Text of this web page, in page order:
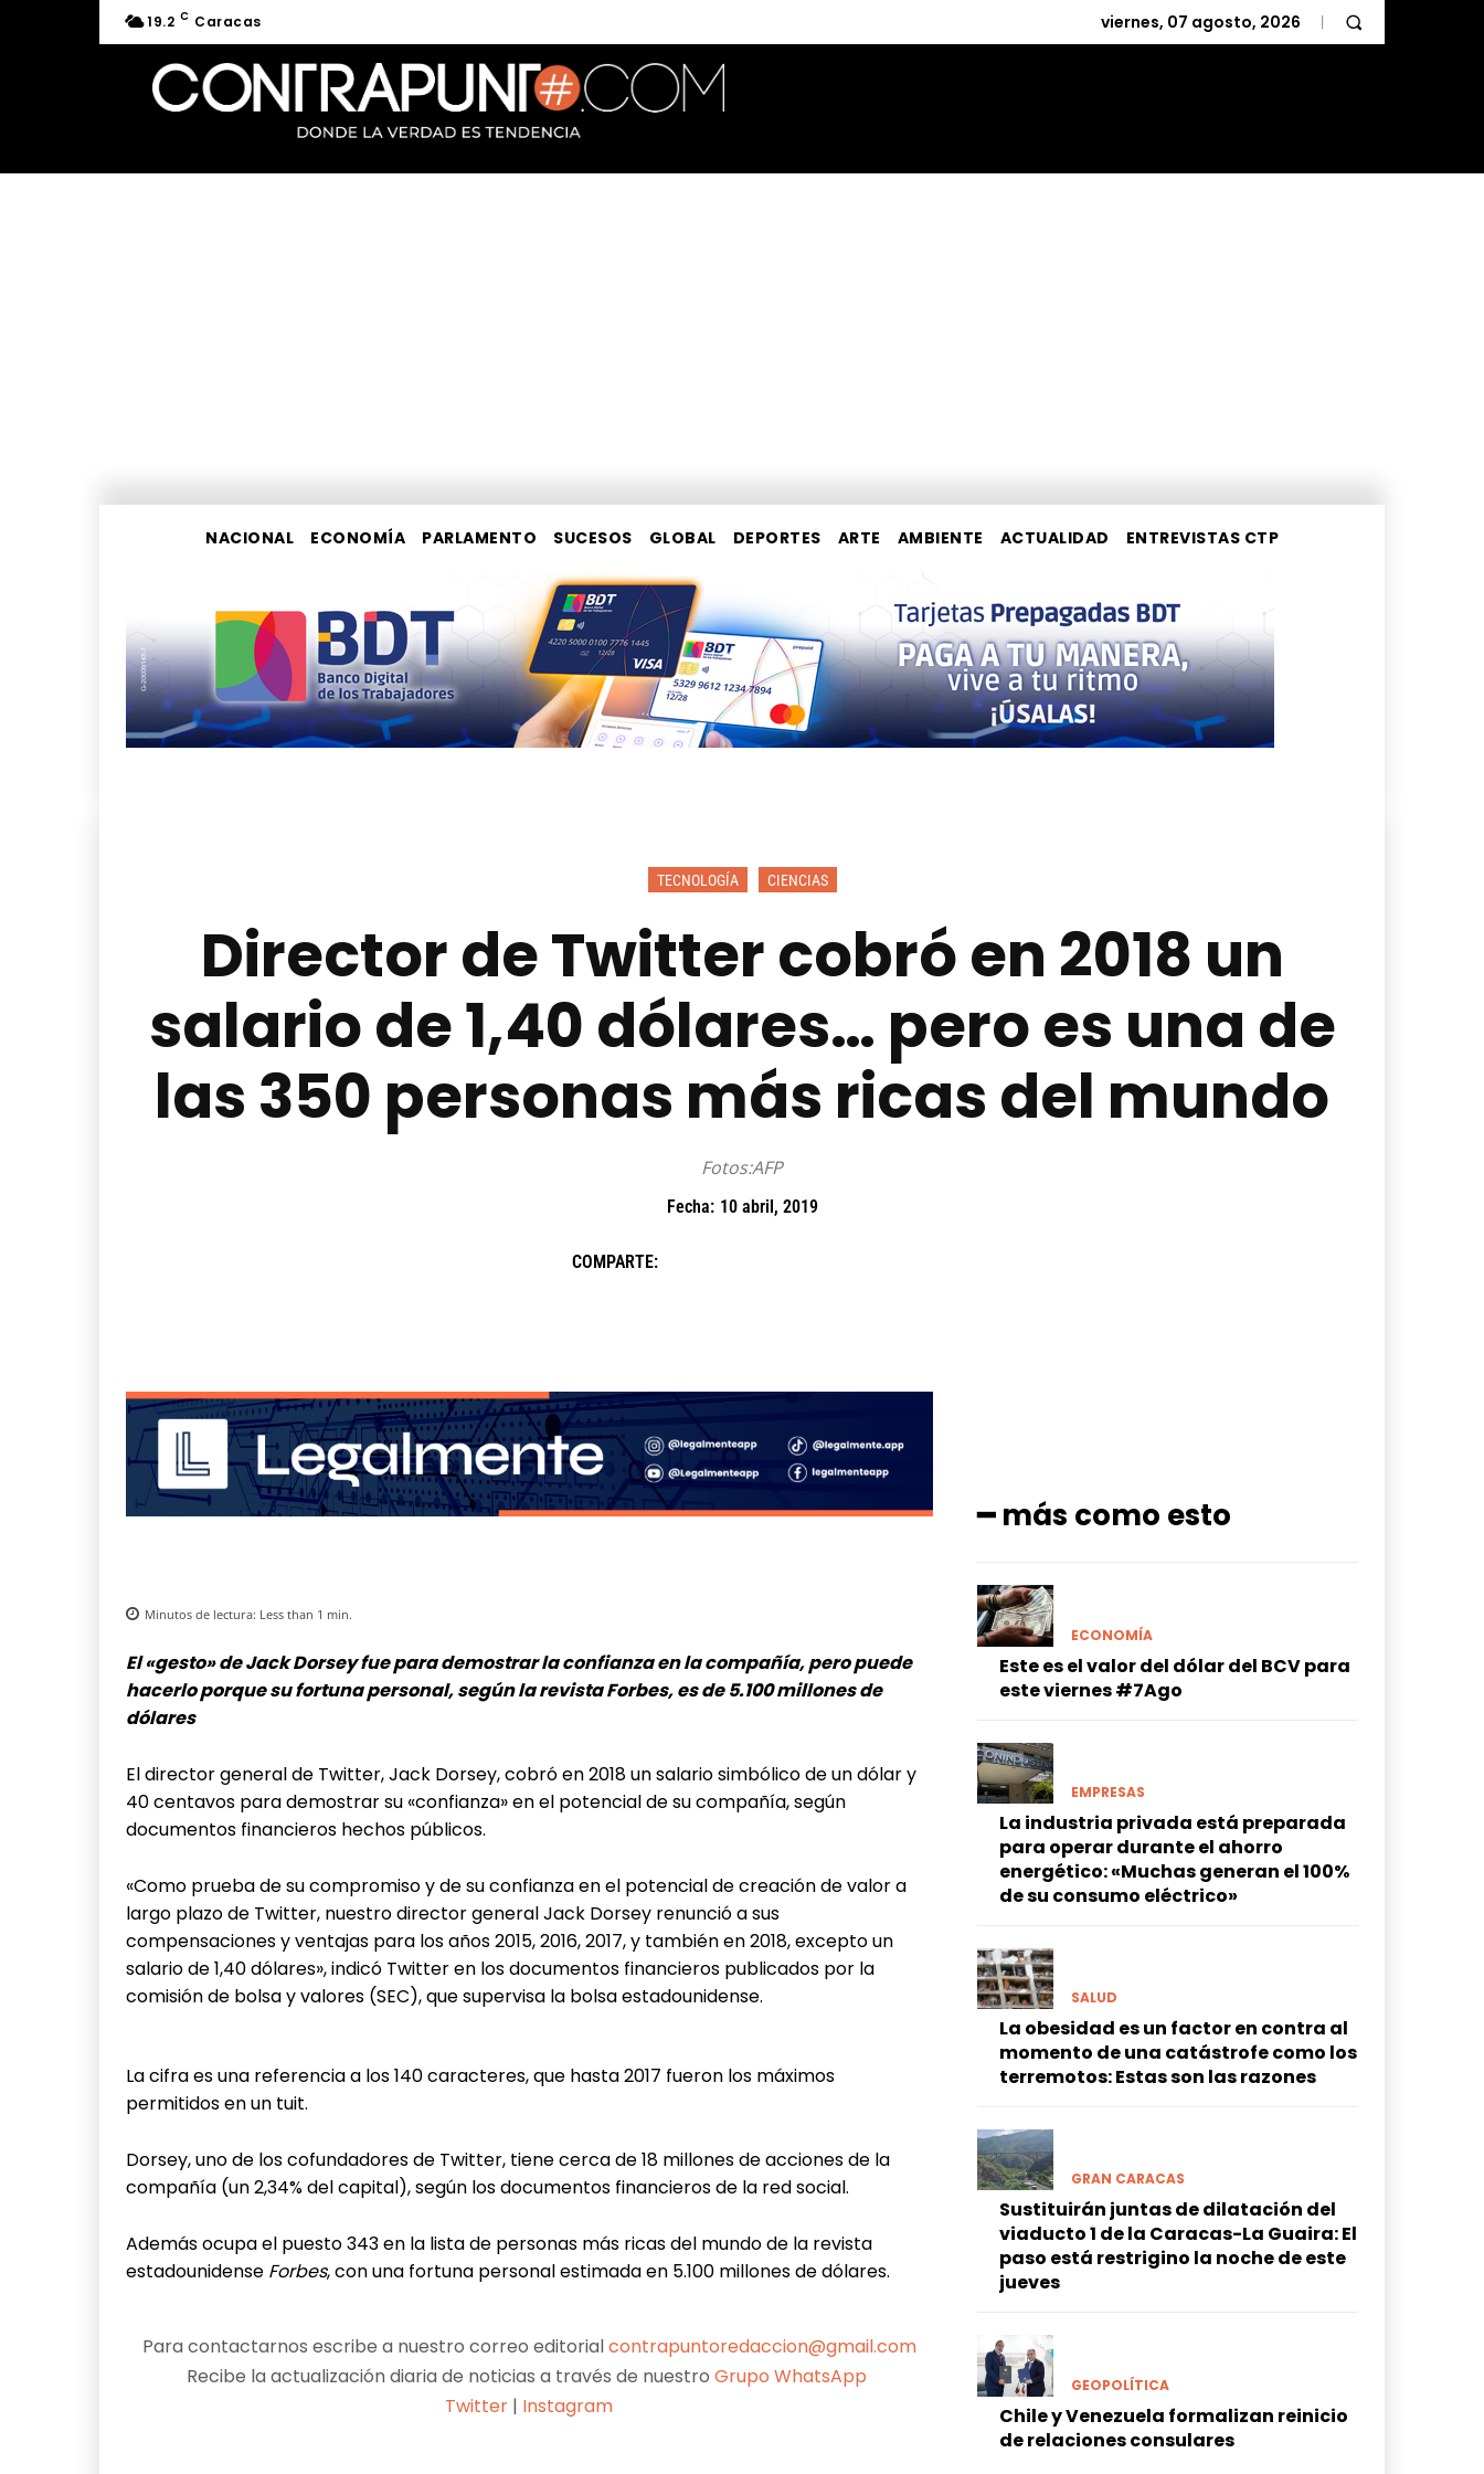
19.2 C Caracas viernes, 07 agosto, 2026
NACIONAL ECONOMÍA PARLAMENTO SUCESOS GLOBAL DEPORTES ARTE AMBIENTE ACTUALIDAD ENTREVISTAS CTP
TECNOLOGÍA CIENCIAS
Director de Twitter cobró en 2018 un
salario de 1,40 dólares… pero es una de
las 350 personas más ricas del mundo
Fotos:AFP
Fecha: 10 abril, 2019
COMPARTE:
Minutos de lectura: Less than 1 min.
El «gesto» de Jack Dorsey fue para demostrar la confianza en la compañía, pero puede
hacerlo porque su fortuna personal, según la revista Forbes, es de 5.100 millones de
dólares
El director general de Twitter, Jack Dorsey, cobró en 2018 un salario simbólico de un dólar y
40 centavos para demostrar su «confianza» en el potencial de su compañía, según
documentos financieros hechos públicos.
«Como prueba de su compromiso y de su confianza en el potencial de creación de valor a
largo plazo de Twitter, nuestro director general Jack Dorsey renunció a sus
compensaciones y ventajas para los años 2015, 2016, 2017, y también en 2018, excepto un
salario de 1,40 dólares», indicó Twitter en los documentos financieros publicados por la
comisión de bolsa y valores (SEC), que supervisa la bolsa estadounidense.
La cifra es una referencia a los 140 caracteres, que hasta 2017 fueron los máximos
permitidos en un tuit.
Dorsey, uno de los cofundadores de Twitter, tiene cerca de 18 millones de acciones de la
compañía (un 2,34% del capital), según los documentos financieros de la red social.
Además ocupa el puesto 343 en la lista de personas más ricas del mundo de la revista
estadounidense Forbes, con una fortuna personal estimada en 5.100 millones de dólares.
Para contactarnos escribe a nuestro correo editorialcontrapuntoredaccion@gmail.com
Recibe la actualización diaria de noticias a través de nuestroGrupo WhatsApp
Twitter | Instagram
━ más como esto
ECONOMÍA
Este es el valor del dólar del BCV para
este viernes #7Ago
EMPRESAS
La industria privada está preparada
para operar durante el ahorro
energético: «Muchas generan el 100%
de su consumo eléctrico»
SALUD
La obesidad es un factor en contra al
momento de una catástrofe como los
terremotos: Estas son las razones
GRAN CARACAS
Sustituirán juntas de dilatación del
viaducto 1 de la Caracas-La Guaira: El
paso está restrigino la noche de este
jueves
GEOPOLÍTICA
Chile y Venezuela formalizan reinicio
de relaciones consulares